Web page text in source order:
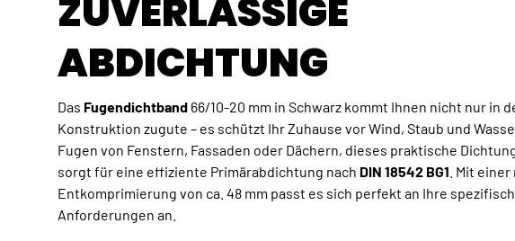
ZUVERLÄSSIGE
ABDICHTUNG
Das Fugendichtband 66/10-20 mm in Schwarz kommt Ihnen nicht nur in
Konstruktion zugute – es schützt Ihr Zuhause vor Wind, Staub und
Fugen von Fenstern, Fassaden oder Dächern, dieses praktische
sorgt für eine effiziente Primärabdichtung nach DIN 18542 BG1 . Mit
Entkomprimierung von ca. 48 mm passt es sich perfekt an Ihre
Anforderungen an.